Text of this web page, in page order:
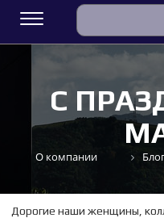
С
О компании
Дорогие наши женщины,